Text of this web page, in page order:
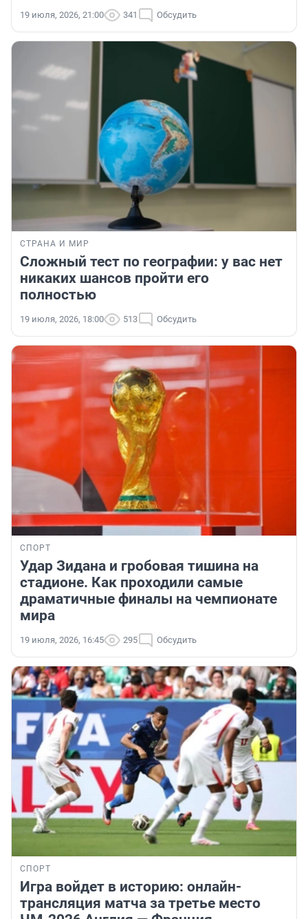
19 июля, 2026, 21:00 341 Обсудить
СТРАНА И МИР
Сложный тест по географии: у вас нет
никаких шансов пройти его
полностью
19 июля, 2026, 18:00 513 Обсудить
СПОРТ
Удар Зидана и гробовая тишина на
стадионе. Как проходили самые
драматичные финалы на чемпионате
мира
19 июля, 2026, 16:45 295 Обсудить
СПОРТ
Игра войдет в историю: онлайн-
трансляция матча за третье место